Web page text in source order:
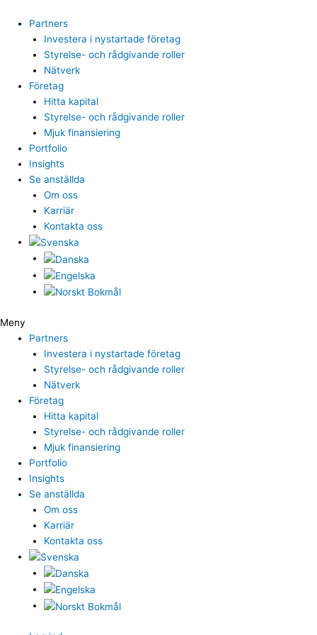
innehåll
Partners
Investera i nystartade företag
Styrelse- och rådgivande roller
Nätverk
Företag
Hitta kapital
Styrelse- och rådgivande roller
Mjuk finansiering
Portfolio
Insights
Se anställda
Om oss
Karriär
Kontakta oss
Meny
Partners
Investera i nystartade företag
Styrelse- och rådgivande roller
Nätverk
Företag
Hitta kapital
Styrelse- och rådgivande roller
Mjuk finansiering
Portfolio
Insights
Se anställda
Om oss
Karriär
Kontakta oss